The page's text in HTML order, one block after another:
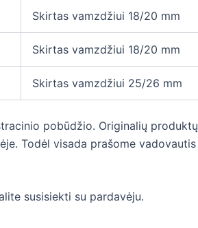
Skirtas vamzdžiui 18/20 mm
Skirtas vamzdžiui 18/20 mm
Skirtas vamzdžiui 25/26 mm
pobūdžio. Originalių produktų
Todėl visada prašome vadovautis
susisiekti su pardavėju.